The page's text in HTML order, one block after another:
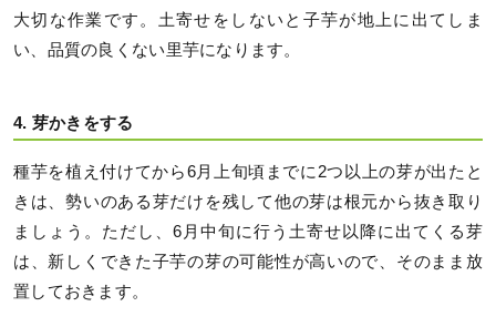
大切な作業です。土寄せをしないと子芋が地上に出てしま
い、品質の良くない里芋になります。
4. 芽かきをする
種芋を植え付けてから6月上旬頃までに2つ以上の芽が出たと
きは、勢いのある芽だけを残して他の芽は根元から抜き取り
ましょう。ただし、6月中旬に行う土寄せ以降に出てくる芽
は、新しくできた子芋の芽の可能性が高いので、そのまま放
置しておきます。